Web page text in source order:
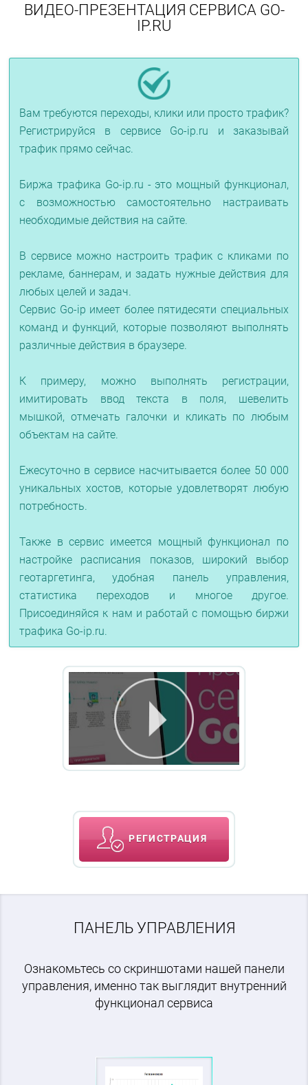
ВИДЕО-ПРЕЗЕНТАЦИЯ СЕРВИСА GO-
IP.RU
Вам требуются переходы, клики или просто трафик?
Регистрируйся в сервисе Go-ip.ru и заказывай
трафик прямо сейчас.
Биржа трафика Go-ip.ru - это мощный функционал,
с возможностью самостоятельно настраивать
необходимые действия на сайте.
В сервисе можно настроить трафик с кликами по
рекламе, баннерам, и задать нужные действия для
любых целей и задач.
Сервис Go-ip имеет более пятидесяти специальных
команд и функций, которые позволяют выполнять
различные действия в браузере.
К примеру, можно выполнять регистрации,
имитировать ввод текста в поля, шевелить
мышкой, отмечать галочки и кликать по любым
объектам на сайте.
Ежесуточно в сервисе насчитывается более 50 000
уникальных хостов, которые удовлетворят любую
потребность.
Также в сервис имеется мощный функционал по
настройке расписания показов, широкий выбор
геотаргетинга, удобная панель управления,
статистика переходов и многое другое.
Присоединяйся к нам и работай с помощью биржи
трафика Go-ip.ru.
РЕГИСТРАЦИЯ
ПАНЕЛЬ УПРАВЛЕНИЯ
Ознакомьтесь со скриншотами нашей панели
управления, именно так выглядит внутренний
функционал сервиса